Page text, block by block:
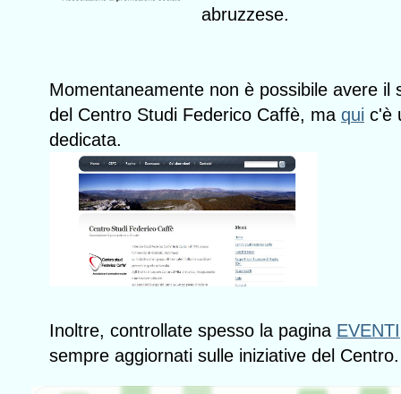
abruzzese.
Momentaneamente non è possibile avere il
del Centro Studi Federico Caffè, ma qui c'è
dedicata.
Inoltre, controllate spesso la pagina EVENTI
sempre aggiornati sulle iniziative del Centro.